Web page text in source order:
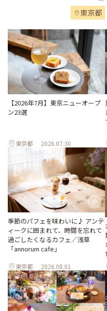
東京都
【2026年7月】東京ニューオープ
ン23選
東京都 2026.07.30
季節のパフェを味わいに♪ アンテ
ィークに囲まれて、時間を忘れて
過ごしたくなるカフェ／浅草
「annorum cafe」
東京都 2026.08.01